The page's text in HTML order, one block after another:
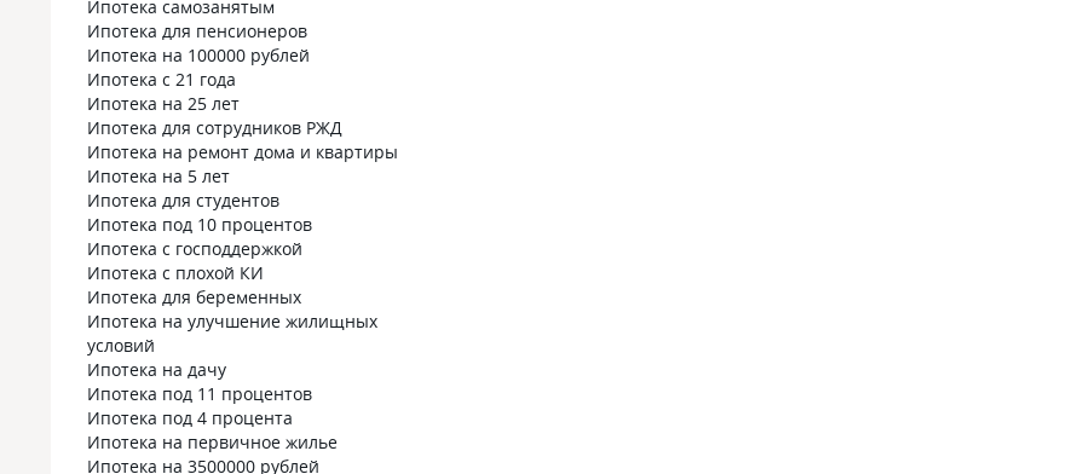
Ипотека самозанятым
Ипотека для пенсионеров
Ипотека на 100000 рублей
Ипотека с 21 года
Ипотека на 25 лет
Ипотека для сотрудников РЖД
Ипотека на ремонт дома и квартиры
Ипотека на 5 лет
Ипотека для студентов
Ипотека под 10 процентов
Ипотека с господдержкой
Ипотека с плохой КИ
Ипотека для беременных
Ипотека на улучшение жилищных
условий
Ипотека на дачу
Ипотека под 11 процентов
Ипотека под 4 процента
Ипотека на первичное жилье
Ипотека на 3500000 рублей